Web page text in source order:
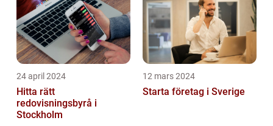
24 april 2024
Hitta rätt
redovisningsbyrå i
Stockholm
12 mars 2024
Starta företag i Sverige